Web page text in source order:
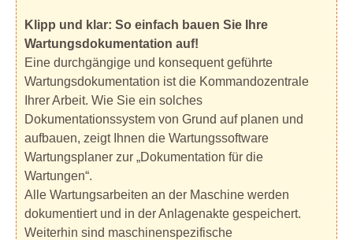
Klipp und klar: So einfach bauen Sie Ihre
Wartungsdokumentation auf!
Eine durchgängige und konsequent geführte
Wartungsdokumentation ist die Kommandozentrale
Ihrer Arbeit. Wie Sie ein solches
Dokumentationssystem von Grund auf planen und
aufbauen, zeigt Ihnen die Wartungssoftware
Wartungsplaner zur „Dokumentation für die
Wartungen“.
Alle Wartungsarbeiten an der Maschine werden
dokumentiert und in der Anlagenakte gespeichert.
Weiterhin sind maschinenspezifische